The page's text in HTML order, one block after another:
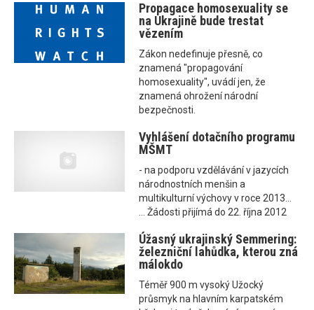
Propagace homosexuality se
na Ukrajině bude trestat
vězením
Zákon nedefinuje přesně, co
znamená "propagování
homosexuality", uvádí jen, že
znamená ohrožení národní
bezpečnosti.
Vyhlášení dotačního programu
MŠMT
- na podporu vzdělávání v jazycích
národnostních menšin a
multikulturní výchovy v roce 2013...
... Žádosti přijímá do 22. října 2012
Úžasný ukrajinský Semmering:
železniční lahůdka, kterou zná
málokdo
Téměř 900 m vysoký Užocký
průsmyk na hlavním karpatském